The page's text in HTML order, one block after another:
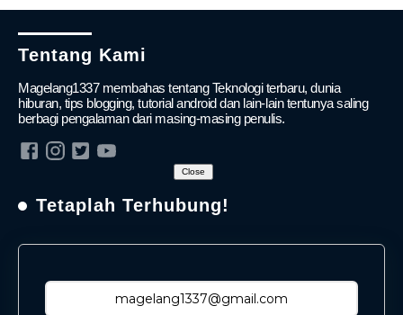
Tentang Kami
Magelang1337 membahas tentang Teknologi terbaru, dunia
hiburan, tips blogging, tutorial android dan lain-lain tentunya saling
berbagi pengalaman dari masing-masing penulis.
Tetaplah Terhubung!
Close